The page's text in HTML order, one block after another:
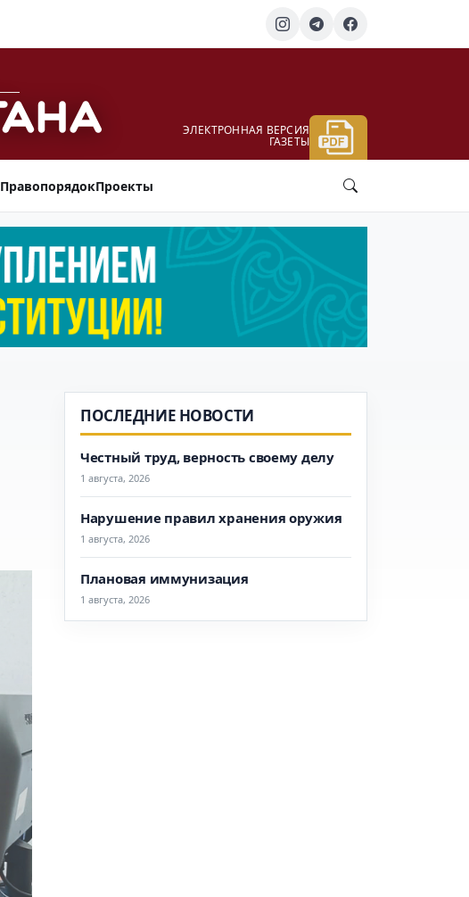
ЭЛЕКТРОННАЯ ВЕРСИЯ
ГАЗЕТЫ
ПравопорядокПроекты
ПОСЛЕДНИЕ НОВОСТИ
Честный труд, верность своему делу
1 августа, 2026
Нарушение правил хранения оружия
1 августа, 2026
Плановая иммунизация
1 августа, 2026